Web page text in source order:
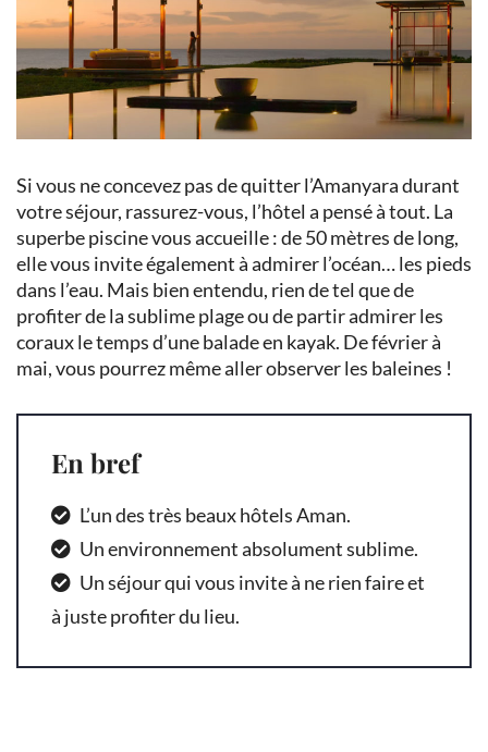
Si vous ne concevez pas de quitter l’Amanyara durant
votre séjour, rassurez-vous, l’hôtel a pensé à tout. La
superbe piscine vous accueille : de 50 mètres de long,
elle vous invite également à admirer l’océan… les pieds
dans l’eau. Mais bien entendu, rien de tel que de
profiter de la sublime plage ou de partir admirer les
coraux le temps d’une balade en kayak. De février à
mai, vous pourrez même aller observer les baleines !
En bref
L’un des très beaux hôtels Aman.
Un environnement absolument sublime.
Un séjour qui vous invite à ne rien faire et
à juste profiter du lieu.